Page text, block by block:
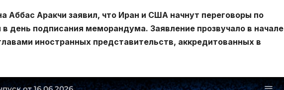
Аббас Аракчи заявил, что Иран и США начнут переговоры по
день подписания меморандума. Заявление прозвучало в начале
иностранных представительств, аккредитованных в